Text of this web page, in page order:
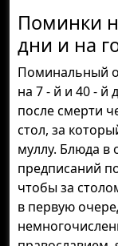
Поминки
дни и на
Поминальный
на 7 - й и 40 - й
после смерти
стол, за
муллу. Блюда
предписаний
чтобы за
в первую